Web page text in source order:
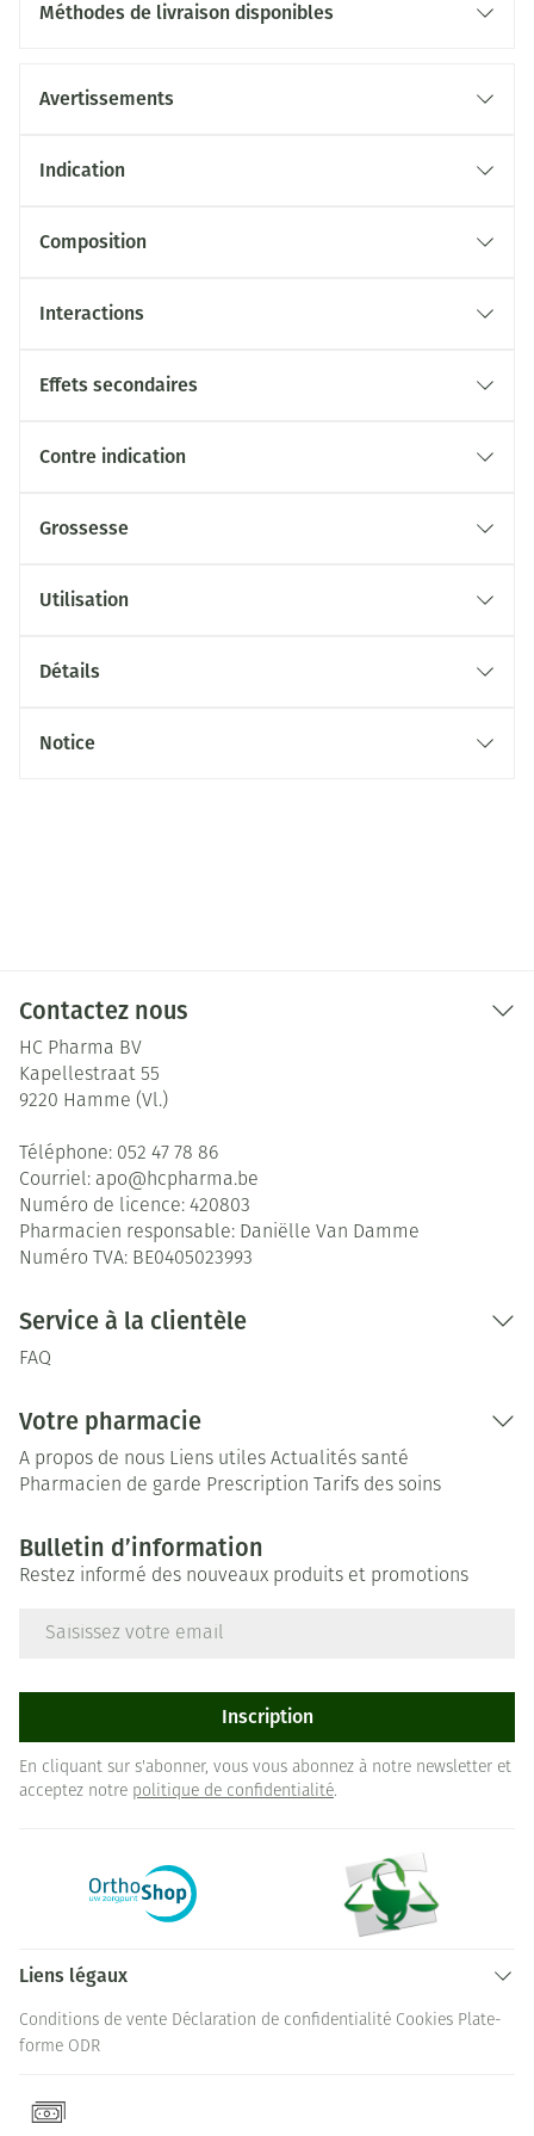
Méthodes de livraison disponibles
Avertissements
Indication
Composition
Interactions
Effets secondaires
Contre indication
Grossesse
Utilisation
Détails
Notice
Contactez nous
HC Pharma BV
Kapellestraat 55
9220 Hamme (Vl.)
Téléphone: 052 47 78 86
Courriel: apo@hcpharma.be
Numéro de licence: 420803
Pharmacien responsable: Daniëlle Van Damme
Numéro TVA: BE0405023993
Service à la clientèle
FAQ
Votre pharmacie
A propos de nous Liens utiles Actualités santé
Pharmacien de garde Prescription Tarifs des soins
Bulletin d’information
Restez informé des nouveaux produits et promotions
Inscription
En cliquant sur s'abonner, vous vous abonnez à notre newsletter et
acceptez notre politique de confidentialité.
Liens légaux
Conditions de vente Déclaration de confidentialité Cookies Plate-
forme ODR